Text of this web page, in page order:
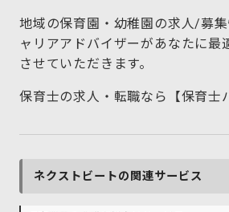
地域の保育園・幼稚園の求人/募
ャリアアドバイザーがあなたに最
させていただきます。
保育士の求人・転職なら【保育士
ネクストビートの関連サービス